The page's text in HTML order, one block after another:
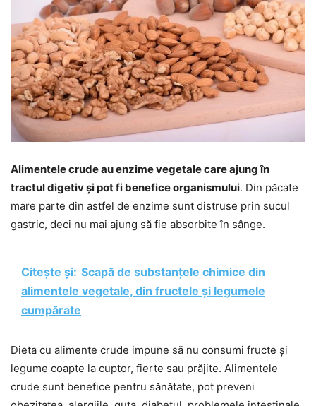
Alimentele crude au enzime vegetale care ajung în
tractul digetiv și pot fi benefice organismului. Din păcate
mare parte din astfel de enzime sunt distruse prin sucul
gastric, deci nu mai ajung să fie absorbite în sânge.
Citește și: Scapă de substanțele chimice din
alimentele vegetale, din fructele și legumele
cumpărate
Dieta cu alimente crude impune să nu consumi fructe și
legume coapte la cuptor, fierte sau prăjite. Alimentele
crude sunt benefice pentru sănătate, pot preveni